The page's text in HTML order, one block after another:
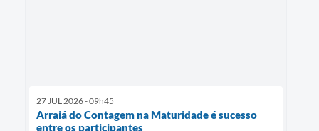
27 JUL 2026 - 09h45
Arraiá do Contagem na Maturidade é sucesso
entre os participantes